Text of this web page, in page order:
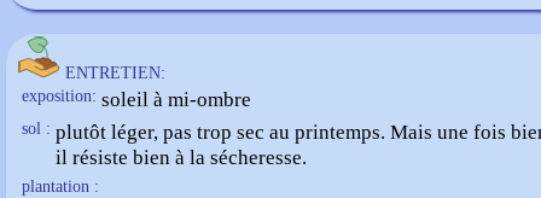
ENTRETIEN:
exposition: soleil à mi-ombre
sol : plutôt léger, pas trop sec au printemps. Mais une fois
il résiste bien à la sécheresse.
plantation :